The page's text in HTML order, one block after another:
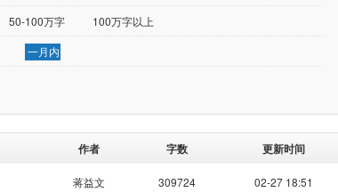
50-100万字
100万字以上
一月内
作者 字数 更新时间
蒋益文 309724 02-27 18:51